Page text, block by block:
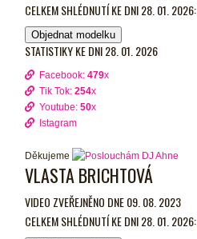
CELKEM SHLÉDNUTÍ KE DNI 28. 01. 2026:
Objednat modelku
STATISTIKY KE DNI 28. 01. 2026
Facebook:479x
Tik Tok:254x
Youtube:50x
Istagram
Děkujeme
VLASTA BRICHTOVÁ
VIDEO ZVEŘEJNĚNO DNE 09. 08. 2023
CELKEM SHLÉDNUTÍ KE DNI 28. 01. 2026: